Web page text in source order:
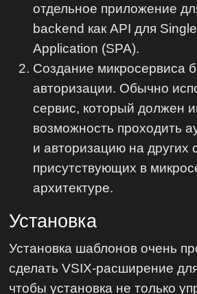
отдельное приложение
backend как API для
Application (SPA).
Создание микросервиса
авторизации. Обычно
сервис, который должен
возможность проходить
и авторизацию на других
присутствующих в
архитектуре.
Установка
Установка шаблонов очень
сделать VSIX-расширение
чтобы установка не только